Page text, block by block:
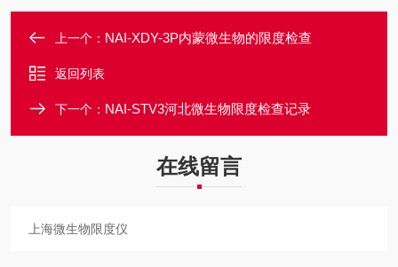
上一个： NAI-XDY-3P内蒙微生物的限度检查
返回列表
下一个： NAI-STV3河北微生物限度检查记录
在线留言